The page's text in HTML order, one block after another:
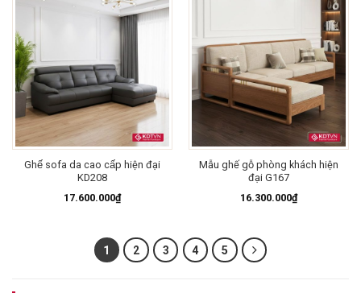
Ghế sofa da cao cấp hiện đại
KD208
17.600.000₫
Mẫu ghế gỗ phòng khách hiện
đại G167
16.300.000₫
1 2 3 4 5